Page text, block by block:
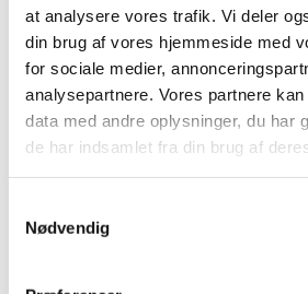
at analysere vores trafik. Vi deler
din brug af vores hjemmeside med
for sociale medier,
analysepartnere. Vores partnere
data med andre oplysninger, du har
de har indsamlet fra din brug af
Nødvendig